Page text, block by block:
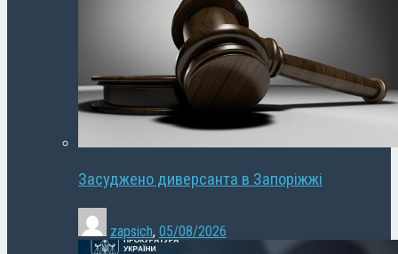
Засуджено диверсанта в Запоріжжі
zapsich, 05/08/2026